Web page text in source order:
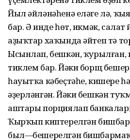
Йыл әйләнәһенә еләге лә,
бар. Ә инде һөт, икмәк, салат
аҙыҡтар хаҡында әйтеп тә
Ысынлап, бешкән, ҡурылған,
тиклем бар. Йәки борщ
һауытҡа кәбеҫтәһе, кишере
әҙерләнгән. Йәки бешкән
аштары порциялап
Ҡырҡып киптерелгән
был—бешерелгән